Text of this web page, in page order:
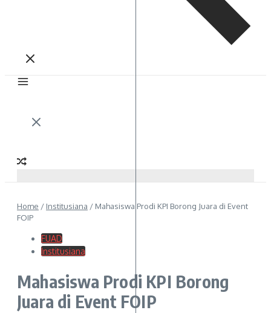
Home / Institusiana / Mahasiswa Prodi KPI Borong Juara di Event
FOIP
FUAD
Institusiana
Mahasiswa Prodi KPI Borong
Juara di Event FOIP